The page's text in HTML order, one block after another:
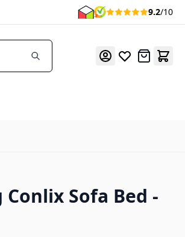
9.2/10
Offerte
Sofa Bed -